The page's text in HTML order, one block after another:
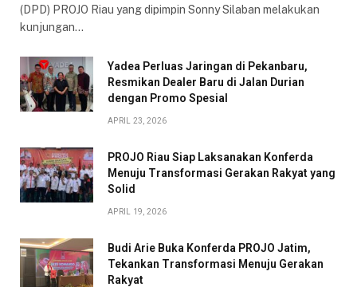
(DPD) PROJO Riau yang dipimpin Sonny Silaban melakukan
kunjungan…
Yadea Perluas Jaringan di Pekanbaru,
Resmikan Dealer Baru di Jalan Durian
dengan Promo Spesial
APRIL 23, 2026
PROJO Riau Siap Laksanakan Konferda
Menuju Transformasi Gerakan Rakyat yang
Solid
APRIL 19, 2026
Budi Arie Buka Konferda PROJO Jatim,
Tekankan Transformasi Menuju Gerakan
Rakyat